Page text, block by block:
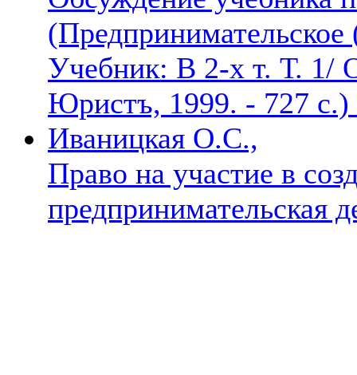
(Предпринимательское
Учебник: В 2-х т. Т.
Юристъ, 1999. - 727 с.)
Иваницкая О.С.,
Право на участие в
предпринимательская